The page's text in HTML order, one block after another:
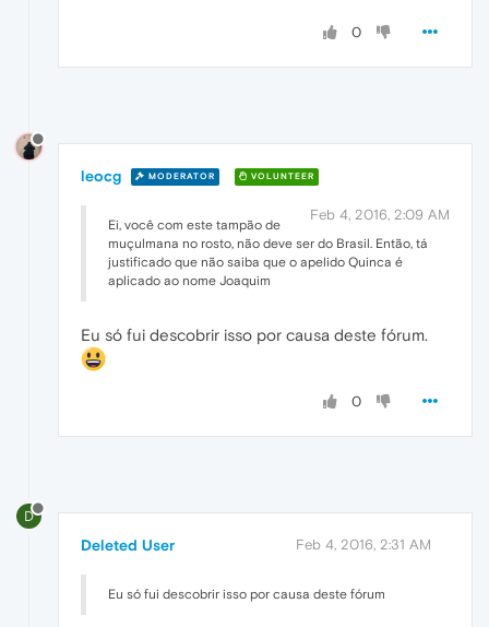
0
leocg MODERATOR VOLUNTEER
Feb 4, 2016, 2:09 AM
Ei, você com este tampão de
muçulmana no rosto, não deve ser do Brasil. Então, tá
justificado que não saiba que o apelido Quinca é
aplicado ao nome Joaquim
Eu só fui descobrir isso por causa deste fórum.
0
D
Deleted User Feb 4, 2016, 2:31 AM
Eu só fui descobrir isso por causa deste fórum